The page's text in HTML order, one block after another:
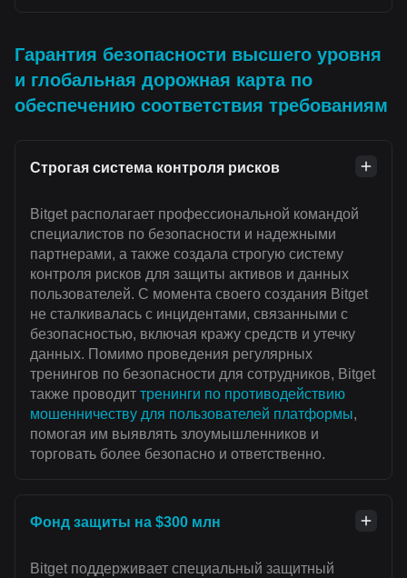
Гарантия безопасности высшего уровня
и глобальная дорожная карта по
обеспечению соответствия требованиям
Строгая система контроля рисков
Bitget располагает профессиональной командой
специалистов по безопасности и надежными
партнерами, а также создала строгую систему
контроля рисков для защиты активов и данных
пользователей. С момента своего создания Bitget
не сталкивалась с инцидентами, связанными с
безопасностью, включая кражу средств и утечку
данных. Помимо проведения регулярных
тренингов по безопасности для сотрудников, Bitget
также проводит тренинги по противодействию
мошенничеству для пользователей платформы,
помогая им выявлять злоумышленников и
торговать более безопасно и ответственно.
Фонд защиты на $300 млн
Bitget поддерживает специальный защитный